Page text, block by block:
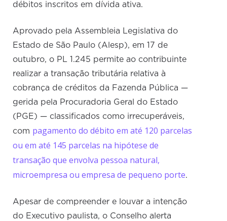
débitos inscritos em dívida ativa.
Aprovado pela Assembleia Legislativa do
Estado de São Paulo (Alesp), em 17 de
outubro, o PL 1.245 permite ao contribuinte
realizar a transação tributária relativa à
cobrança de créditos da Fazenda Pública —
gerida pela Procuradoria Geral do Estado
(PGE) — classificados como irrecuperáveis,
com pagamento do débito em até 120 parcelas
ou em até 145 parcelas na hipótese de
transação que envolva pessoa natural,
microempresa ou empresa de pequeno porte.
Apesar de compreender e louvar a intenção
do Executivo paulista, o Conselho alerta